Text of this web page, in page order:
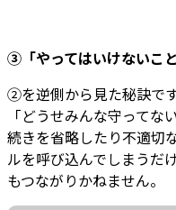
③「やってはいけないこ
②を逆側から見た秘訣で
「どうせみんな守って
続きを省略したり不適切
ルを呼び込んでしまうだ
もつながりかねません。